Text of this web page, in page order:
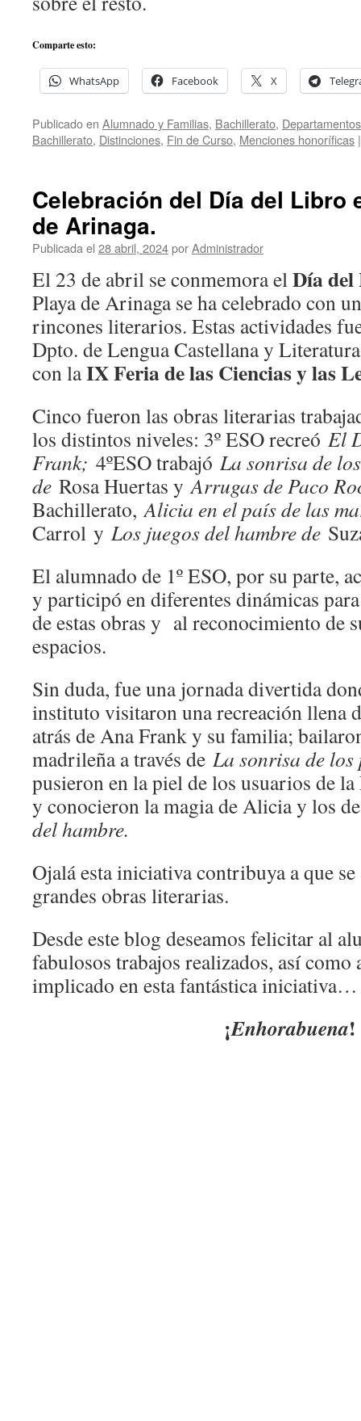
Comparte esto:
WhatsApp Facebook X
Publicado en Alumnado y Familias, Bachillerato,
Bachillerato, Distinciones, Fin de Curso, Menciones honoríficas |
Celebración del Día del Libro
de Arinaga.
Publicada el 28 abril, 2024porAdministrador
El 23 de abril se conmemora el Día
Playa de Arinaga se ha celebrado con
rincones literarios. Estas actividades
Dpto. de Lengua Castellana y
con laIXFeria de las Ciencias y las
Cinco fueron las obras literarias
los distintos niveles: 3º ESO recreó El
Frank; 4ºESO trabajó La sonrisa de
de Rosa Huertas y Arrugas de Paco
Bachillerato, Alicia en el país de las
Carrol y Los juegos del hambre de
El alumnado de 1º ESO, por su parte,
y participó en diferentes dinámicas
de estas obras y al reconocimiento de
espacios.
Sin duda, fue una jornada divertida
instituto visitaron una recreación llena
atrás de Ana Frank y su familia;
madrileña a través de La sonrisa de los
pusieron en la piel de los usuarios de la
y conocieron la magia de Alicia y los
del hambre.
Ojalá esta iniciativa contribuya a que se
grandes obras literarias.
Desde este blog deseamos felicitar al
fabulosos trabajos realizados, así como
implicado en esta fantástica iniciativa…
¡Enhorabuena!